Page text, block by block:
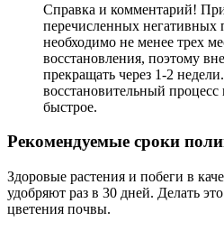
Справка и комментарий!
перечисленных негативных
необходимо не менее трех
восстановления, поэтому
прекращать через 1-2
восстановительный
быстрое.
Рекомендуемые сроки
Здоровые растения и побеги в
удобряют раз в 30 дней. Делать
цветения почвы.